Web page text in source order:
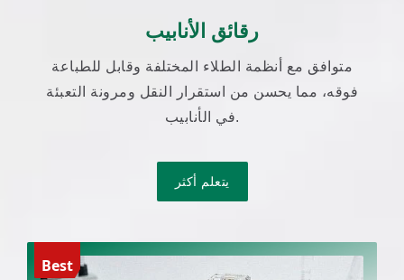
رقائق الأنابيب
متوافق مع أنظمة الطلاء المختلفة وقابل للطباعة
فوقه، مما يحسن من استقرار النقل ومرونة التعبئة
في الأنابيب.
يتعلم أكثر
Best